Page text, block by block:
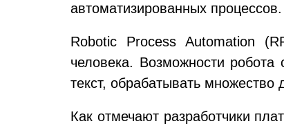
автоматизированных процессов.
Robotic Process Automation
человека. Возможности
текст, обрабатывать
Как отмечают разработчики